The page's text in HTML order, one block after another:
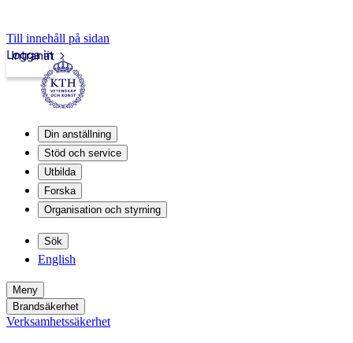
Till innehåll på sidan
Intranät
Logga in
Din anställning
Stöd och service
Utbilda
Forska
Organisation och styrning
Sök
English
Meny
Brandsäkerhet
Verksamhetssäkerhet